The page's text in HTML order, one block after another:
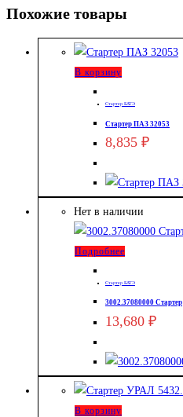
Похожие товары
В корзину
Стартер БАТЭ
Стартер ПАЗ 32053
8,835 ₽
Нет в наличии
Подробнее
Стартер БАТЭ
3002.37080000 Стартер
13,680 ₽
В корзину